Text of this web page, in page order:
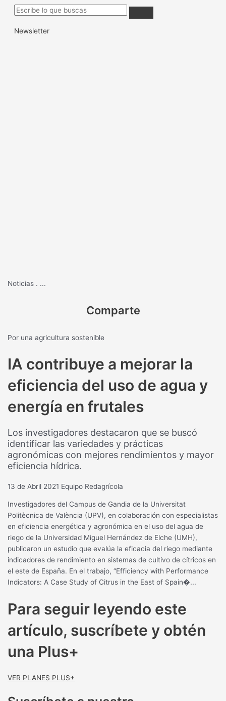
Newsletter
Noticias . ...
Comparte
Por una agricultura sostenible
IA contribuye a mejorar la
eficiencia del uso de agua y
energía en frutales
Los investigadores destacaron que se buscó
identificar las variedades y prácticas
agronómicas con mejores rendimientos y mayor
eficiencia hídrica.
13 de Abril 2021 Equipo Redagrícola
Investigadores del Campus de Gandia de la Universitat
Politècnica de València (UPV), en colaboración con especialistas
en eficiencia energética y agronómica en el uso del agua de
riego de la Universidad Miguel Hernández de Elche (UMH),
publicaron un estudio que evalúa la eficacia del riego mediante
indicadores de rendimiento en sistemas de cultivo de cítricos en
el este de España. En el trabajo, “Efficiency with Performance
Indicators: A Case Study of Citrus in the East of Spain�...
Para seguir leyendo este
artículo, suscríbete y obtén
una Plus+
VER PLANES PLUS+